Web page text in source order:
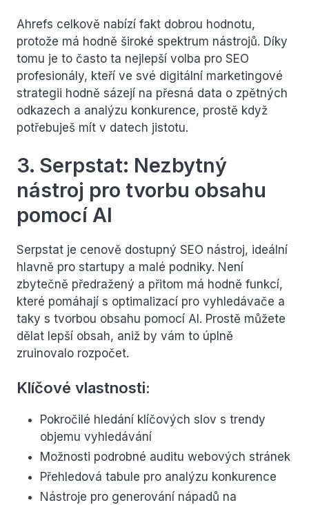
Ahrefs celkově nabízí fakt dobrou hodnotu,
protože má hodně široké spektrum nástrojů. Díky
tomu je to často ta nejlepší volba pro SEO
profesionály, kteří ve své digitální marketingové
strategii hodně sázejí na přesná data o zpětných
odkazech a analýzu konkurence, prostě když
potřebuješ mít v datech jistotu.
3. Serpstat: Nezbytný
nástroj pro tvorbu obsahu
pomocí AI
Serpstat je cenově dostupný SEO nástroj, ideální
hlavně pro startupy a malé podniky. Není
zbytečně předražený a přitom má hodně funkcí,
které pomáhají s optimalizací pro vyhledávače a
taky s tvorbou obsahu pomocí AI. Prostě můžete
dělat lepší obsah, aniž by vám to úplně
zruinovalo rozpočet.
Klíčové vlastnosti:
Pokročilé hledání klíčových slov s trendy
objemu vyhledávání
Možnosti podrobné auditu webových stránek
Přehledová tabule pro analýzu konkurence
Nástroje pro generování nápadů na